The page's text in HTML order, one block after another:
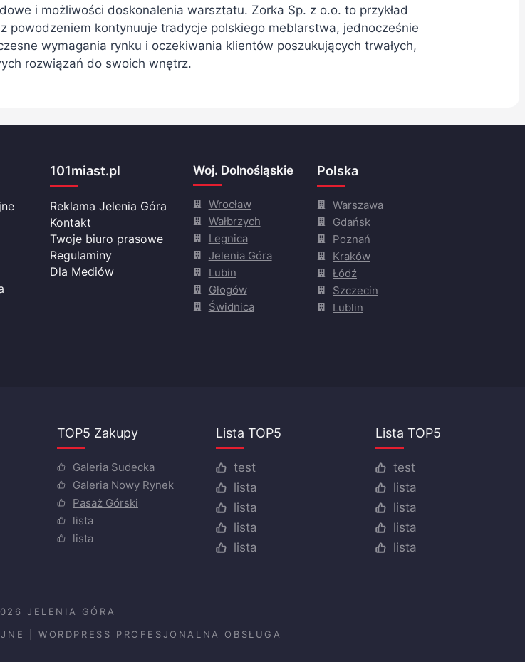
i możliwości doskonalenia warsztatu. Zorka Sp. z o.o. to przykład
powodzeniem kontynuuje tradycje polskiego meblarstwa, jednocześnie
wymagania rynku i oczekiwania klientów poszukujących trwałych,
rozwiązań do swoich wnętrz.
101miast.pl
Reklama Jelenia Góra
Kontakt
Twoje biuro prasowe
Regulaminy
Dla Mediów
Woj. Dolnośląskie
Wrocław
Wałbrzych
Legnica
Jelenia Góra
Lubin
Głogów
Świdnica
Polska
Warszawa
Gdańsk
Poznań
Kraków
Łódź
Szczecin
Lublin
TOP5 Zakupy
Galeria Sudecka
Galeria Nowy Rynek
Pasaż Górski
lista
lista
Lista TOP5
test
lista
lista
lista
lista
Lista TOP5
test
lista
lista
lista
lista
JELENIA GÓRA
WORDPRESS PROFESJONALNA OBSŁUGA